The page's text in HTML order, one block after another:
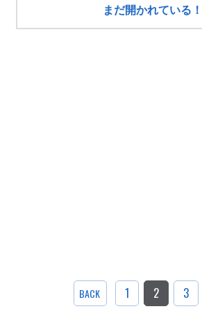
まだ開かれている！
BACK 1 2 3